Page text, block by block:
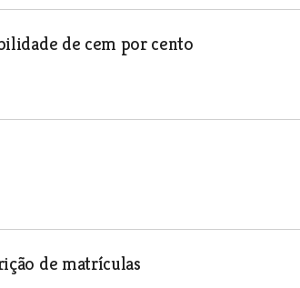
de cem por cento
de matrículas